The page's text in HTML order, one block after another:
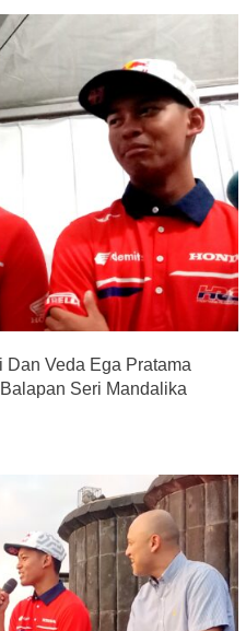
Dan Veda Ega Pratama
Seri Mandalika